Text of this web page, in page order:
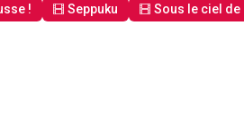
!
Seppuku Sous le ciel de